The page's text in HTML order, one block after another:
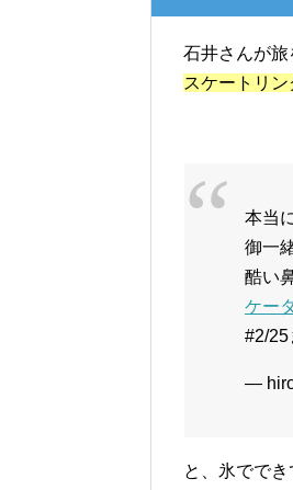
石井さんが旅
スケートリン
本当
御一
酷い
ケー
#2/25
—
と、氷でで